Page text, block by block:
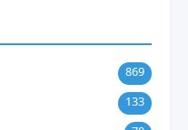
869
133